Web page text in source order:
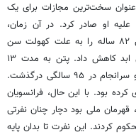
سخت‌ترین مجازات برای یک
علیه او صادر کرد. در آن زمان،
مارشال دوگل با استفاده از اختیارات خود، پتنِ ۸۲ ساله را به علت کهولت سن
مشمول عفو دانست و مجازات او را به حبس ابد کاهش داد. پتن به مدت ۱۳
سال زندگی بسیار رنج‌باری را در زندان گذراند و سرانجام در ۹۵ سالگی درگذشت.
بود. با این حال، فرانسویان
ملی بود دچار چنان نفرتی
کردند. این نفرت تا بدان پایه